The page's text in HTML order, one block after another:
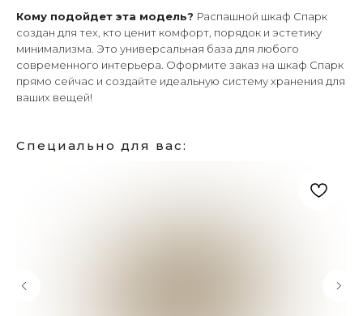
Кому подойдет эта модель? Распашной шкаф Спарк
создан для тех, кто ценит комфорт, порядок и эстетику
минимализма. Это универсальная база для любого
современного интерьера. Оформите заказ на шкаф Спарк
прямо сейчас и создайте идеальную систему хранения для
ваших вещей!
Специально для вас: